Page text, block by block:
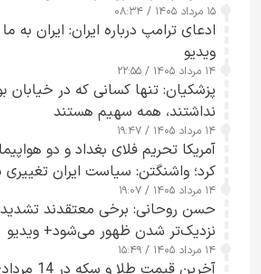
۱۵ مرداد ۱۴۰۵ / ۰۸:۳۴
ادعای ترامپ درباره ایران: ایران به
ویدیو
۱۴ مرداد ۱۴۰۵ / ۲۲:۵۵
پزشکیان: تنها کسانی که در خیابان
نداشتند، همه سهیم هستند
۱۴ مرداد ۱۴۰۵ / ۱۹:۴۷
آمریکا تحریم فلای بغداد و دو
کرد؛ واشنگتن: سیاست ایران
۱۴ مرداد ۱۴۰۵ / ۱۹:۰۷
حسن روحانی: برخی معتقدند
نزدیک‌تر شدن ظهور می‌شود+ ویدیو
۱۴ مرداد ۱۴۰۵ / ۱۵:۴۹
آخرین قیمت طلا و سکه در 14 مرداد+ جدول